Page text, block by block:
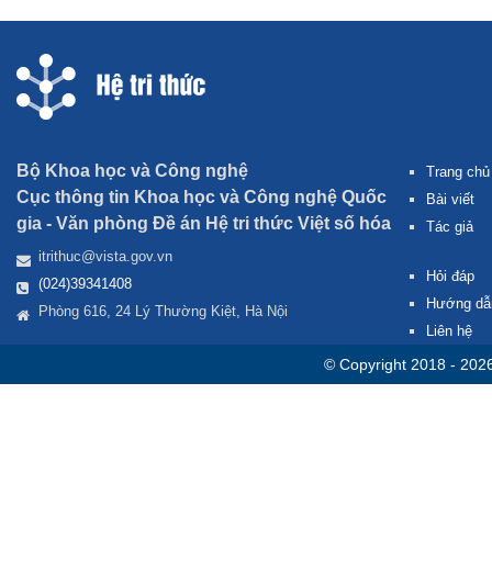
Bộ Khoa học và Công nghệ
Cục thông tin Khoa học và Công nghệ Quốc
gia - Văn phòng Đề án Hệ tri thức Việt số hóa
itrithuc@vista.gov.vn
(024)39341408
Phòng 616, 24 Lý Thường Kiệt, Hà Nội
Trang chủ
Bài viết
Tác giả
Hỏi đáp
Hướng
Liên hệ
© Copyright 2018 -